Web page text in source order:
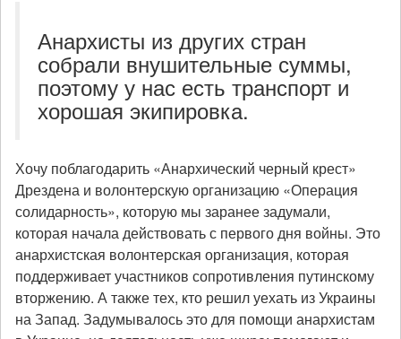
Анархисты из других стран
собрали внушительные суммы,
поэтому у нас есть транспорт и
хорошая экипировка.
Хочу поблагодарить «Анархический черный крест»
Дрездена и волонтерскую организацию «Операция
солидарность», которую мы заранее задумали,
которая начала действовать с первого дня войны. Это
анархистская волонтерская организация, которая
поддерживает участников сопротивления путинскому
вторжению. А также тех, кто решил уехать из Украины
на Запад. Задумывалось это для помощи анархистам